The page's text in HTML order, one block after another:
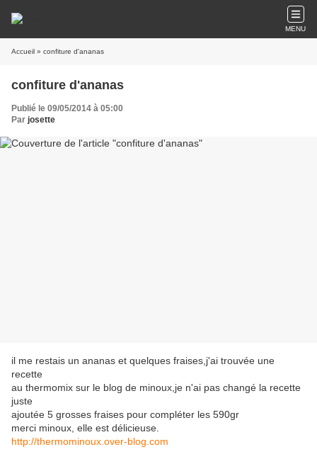
MENU
Accueil » confiture d'ananas
confiture d'ananas
Publié le 09/05/2014 à 05:00
Par josette
il me restais un ananas et quelques fraises,j'ai trouvée une
recette
au thermomix sur le blog de minoux,je n'ai pas changé la recette
juste
ajoutée 5 grosses fraises pour compléter les 590gr
merci minoux, elle est délicieuse.
http://thermominoux.over-blog.com